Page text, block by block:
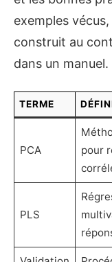
exemples
construit au
dans un manuel.
TERME
PCA
pour
PLS